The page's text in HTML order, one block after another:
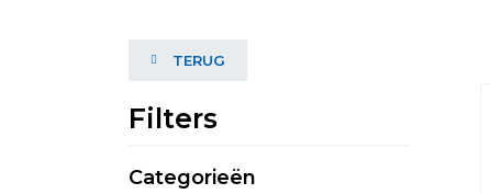
TERUG
Filters
Categorieën